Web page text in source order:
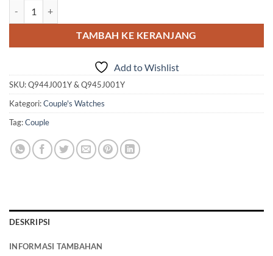
TAMBAH KE KERANJANG
Add to Wishlist
SKU:Q944J001Y & Q945J001Y
Kategori:Couple's Watches
Tag:Couple
DESKRIPSI
INFORMASI TAMBAHAN